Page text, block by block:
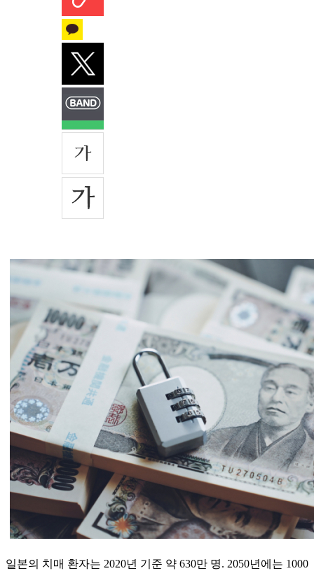
일본의 치매 환자는 2020년 기준 약 630만 명. 2050년에는 1000